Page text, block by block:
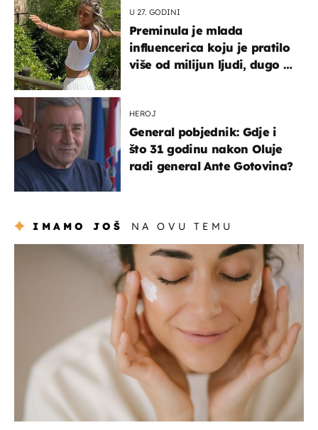
U 27. GODINI
Preminula je mlada
influencerica koju je pratilo
više od milijun ljudi, dugo se
HEROJ
General pobjednik: Gdje i
što 31 godinu nakon Oluje
radi general Ante Gotovina?
IMAMO JOŠ NA OVU TEMU
moda & ljepota